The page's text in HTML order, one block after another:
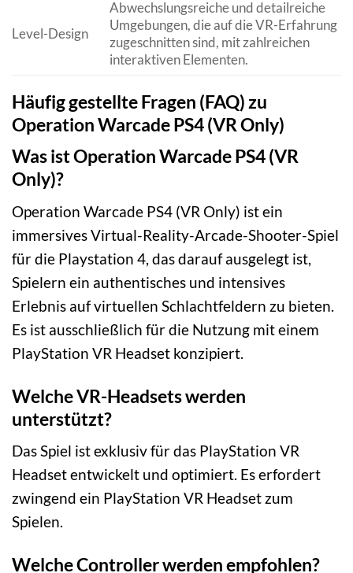
Level-Design
Abwechslungsreiche und detailreiche
Umgebungen, die auf die VR-Erfahrung
zugeschnitten sind, mit zahlreichen
interaktiven Elementen.
Häufig gestellte Fragen (FAQ) zu
Operation Warcade PS4 (VR Only)
Was ist Operation Warcade PS4 (VR
Only)?
Operation Warcade PS4 (VR Only) ist ein
immersives Virtual-Reality-Arcade-Shooter-Spiel
für die Playstation 4, das darauf ausgelegt ist,
Spielern ein authentisches und intensives
Erlebnis auf virtuellen Schlachtfeldern zu bieten.
Es ist ausschließlich für die Nutzung mit einem
PlayStation VR Headset konzipiert.
Welche VR-Headsets werden
unterstützt?
Das Spiel ist exklusiv für das PlayStation VR
Headset entwickelt und optimiert. Es erfordert
zwingend ein PlayStation VR Headset zum
Spielen.
Welche Controller werden empfohlen?